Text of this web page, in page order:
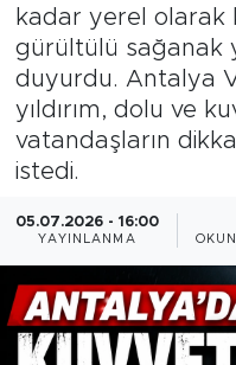
kadar yerel olarak
gürültülü sağanak
duyurdu. Antalya
yıldırım, dolu ve
vatandaşların
istedi.
05.07.2026 - 16:00
YAYINLANMA
Magazin
Özel Haber
Politika
Resmi İlanlar
Sağlık
Spor